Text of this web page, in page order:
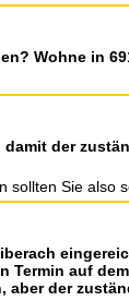
Wohne in
der
sollten Sie also
auf
der